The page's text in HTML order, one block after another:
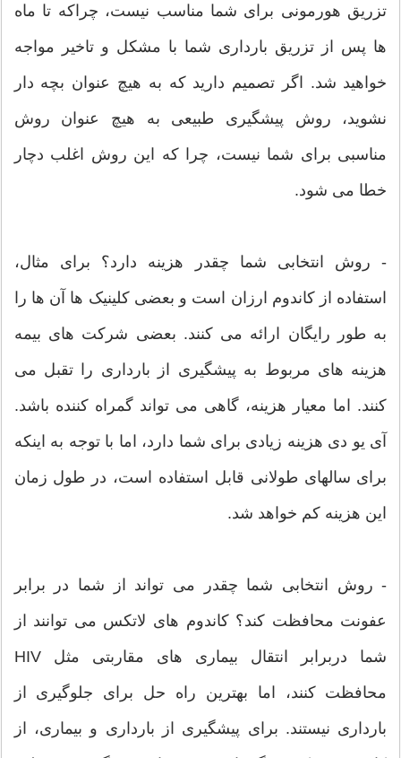
تزریق هورمونی برای شما مناسب نیست، چراکه تا ماه
ها پس از تزریق بارداری شما با مشکل و تاخیر مواجه
خواهید شد. اگر تصمیم دارید که به هیچ عنوان بچه دار
نشوید، روش پیشگیری طبیعی به هیچ عنوان روش
مناسبی برای شما نیست، چرا که این روش اغلب دچار
خطا می شود.
- روش انتخابی شما چقدر هزینه دارد؟ برای مثال،
استفاده از کاندوم ارزان است و بعضی کلینیک ها آن ها را
به طور رایگان ارائه می کنند. بعضی شرکت های بیمه
هزینه های مربوط به پیشگیری از بارداری را تقبل می
کنند. اما معیار هزینه، گاهی می تواند گمراه کننده باشد.
آی یو دی هزینه زیادی برای شما دارد، اما با توجه به اینکه
برای سالهای طولانی قابل استفاده است، در طول زمان
این هزینه کم خواهد شد.
- روش انتخابی شما چقدر می تواند از شما در برابر
عفونت محافظت کند؟ کاندوم های لاتکس می توانند از
شما دربرابر انتقال بیماری های مقاربتی مثل HIV
محافظت کنند، اما بهترین راه حل برای جلوگیری از
بارداری نیستند. برای پیشگیری از بارداری و بیماری، از